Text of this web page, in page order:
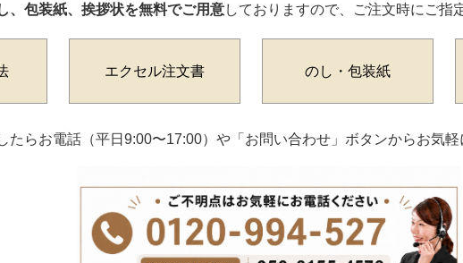
、包装紙、挨拶状を無料でご用意しておりますので、ご注文時にご指
エクセル注文書 のし・包装紙
たらお電話（平日9:00〜17:00）や「お問い合わせ」ボタンからお気軽